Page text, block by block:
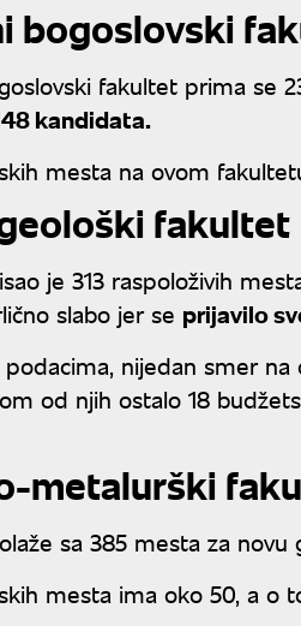
bogoslovski
fakultet prima se
kandidata.
mesta na ovom
fakultet
je 313 raspoloživih
slabo jer se prijavilo
nijedan smer
od njih ostalo 18
metalurški
sa 385 mesta za novu
mesta ima oko 50, a o